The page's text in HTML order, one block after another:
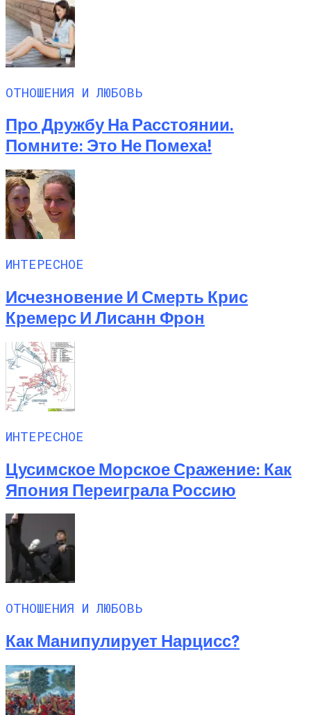
ОТНОШЕНИЯ И ЛЮБОВЬ
Про Дружбу На Расстоянии.
Помните: Это Не Помеха!
ИНТЕРЕСНОЕ
Исчезновение И Смерть Крис
Кремерс И Лисанн Фрон
ИНТЕРЕСНОЕ
Цусимское Морское Сражение: Как
Япония Переиграла Россию
ОТНОШЕНИЯ И ЛЮБОВЬ
Как Манипулирует Нарцисс?